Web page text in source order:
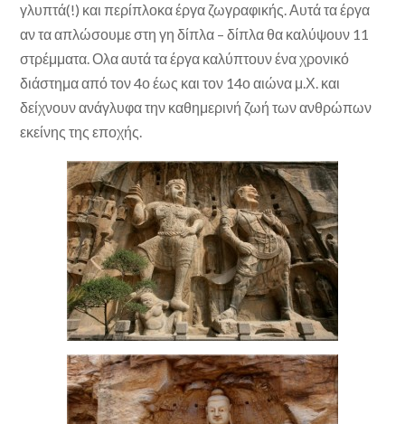
γλυπτά(!) και περίπλοκα έργα ζωγραφικής. Αυτά τα έργα
αν τα απλώσουμε στη γη δίπλα – δίπλα θα καλύψουν 11
στρέμματα. Ολα αυτά τα έργα καλύπτουν ένα χρονικό
διάστημα από τον 4ο έως και τον 14ο αιώνα μ.Χ. και
δείχνουν ανάγλυφα την καθημερινή ζωή των ανθρώπων
εκείνης της εποχής.